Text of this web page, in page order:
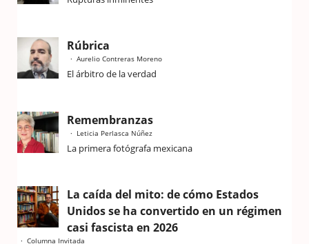
Rúbrica
Aurelio Contreras Moreno
El árbitro de la verdad
Remembranzas
Leticia Perlasca Núñez
La primera fotógrafa mexicana
La caída del mito: de cómo Estados
Unidos se ha convertido en un régimen
casi fascista en 2026
Columna Invitada